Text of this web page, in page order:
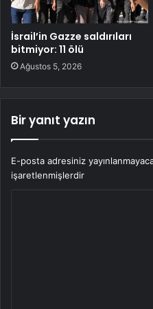
İsrail’in Gazze saldırıları
bitmiyor: 11 ölü
Ağustos 5, 2026
Bir yanıt yazın
E-posta adresiniz
işaretlenmişlerdir